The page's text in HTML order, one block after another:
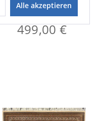
Teppich
BENARAS BIDJ bg
499,00 €
Alle akzeptieren